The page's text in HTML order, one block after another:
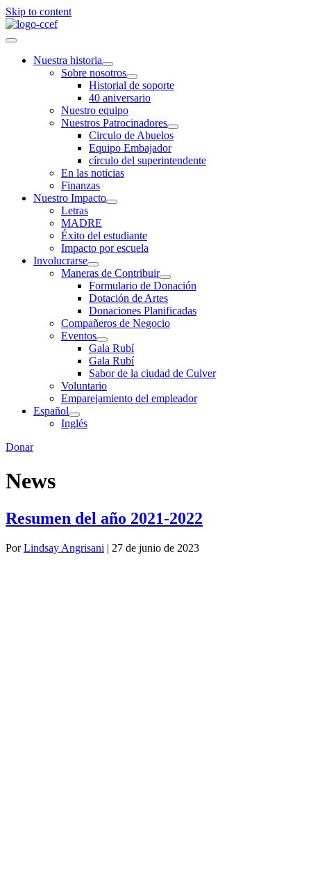
Skip to content
Nuestra historia
Sobre nosotros
Historial de soporte
40 aniversario
Nuestro equipo
Nuestros Patrocinadores
Circulo de Abuelos
Equipo Embajador
círculo del superintendente
En las noticias
Finanzas
Nuestro Impacto
Letras
MADRE
Éxito del estudiante
Impacto por escuela
Involucrarse
Maneras de Contribuir
Formulario de Donación
Dotación de Artes
Donaciones Planificadas
Compañeros de Negocio
Eventos
Gala Rubí
Gala Rubí
Sabor de la ciudad de Culver
Voluntario
Emparejamiento del empleador
Español
Inglés
Donar
News
Resumen del año 2021-2022
PorLindsay Angrisani | 27 de junio de 2023